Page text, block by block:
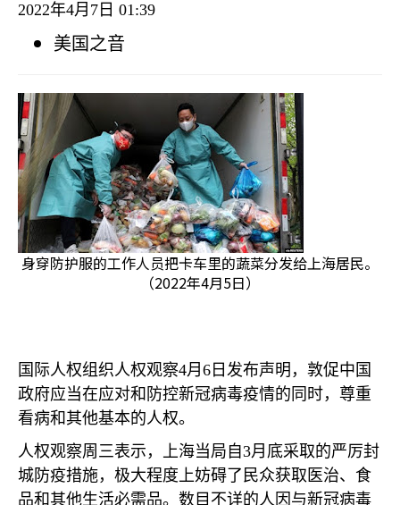
2022年4月 7 日 01:39
美国之音
身穿防护服的工作人员把卡车里的蔬菜分发给上海居民。
（2022年4月5日）
国际人权组织人权观察4月 6 日发布声明，敦促中国
政府应当在应对和防控新冠病毒疫情的同时，尊重
看病和其他基本的人权。
人权观察周三表示，上海当局自 3月底采取的严厉封
城防疫措施，极大程度上妨碍了民众获取医治、食
品和其他生活必需品。数目不详的人因与新冠病毒